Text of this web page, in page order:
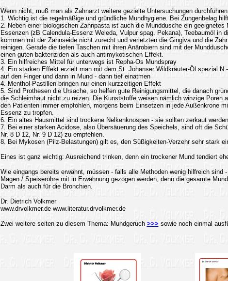
Wenn nicht, muß man als Zahnarzt weitere gezielte Untersuchungen
1. Wichtig ist die regelmäßige und gründliche Mundhygiene. Bei Zungenbelag
2. Neben einer biologischen Zahnpasta ist auch die Munddusche ein
Essenzen (zB Calendula-Essenz Weleda, Vulpur spag. Pekana), Teebaumöl in
kommen mit der Zahnseide nicht zurecht und verletzten die Gingiva und die
reinigen. Gerade die tiefen Taschen mit ihren Anärobiern sind mit der
einen guten bakteriziden als auch antimykotischen Effekt.
3. Ein hilfreiches Mittel für unterwegs ist Repha-Os Mundspray
4. Ein starken Effekt erzielt man mit dem St. Johanser Wildkräuter-Öl spezial N
auf den Finger und dann in Mund - dann tief einatmen
4. Menthol-Pastillen bringen nur einen kurzzeitigen Effekt
5. Sind Prothesen die Ursache, so helfen gute Reinigungsmittel, die danach
die Schleimhaut nicht zu reizen. Die Kunststoffe weisen nämlich winzige Poren
den Patienten immer empfohlen, morgens beim Einsetzen in jede Außenkrone
Essenz zu tropfen.
6. Ein altes Hausmittel sind trockene Nelkenknospen - sie sollten zerkaut werden
7. Bei einer starken Acidose, also Übersäuerung des Speichels, sind oft die
Nr. 8 D 12, Nr. 9 D 12) zu empfehlen.
8. Bei Mykosen (Pilz-Belastungen) gilt es, den Süßigkeiten-Verzehr sehr stark
Eines ist ganz wichtig: Ausreichend trinken, denn ein trockener Mund tendiert
Wie eingangs bereits erwähnt, müssen - falls alle Methoden wenig hilfreich sind
Magen / Speiseröhre mit in Erwähnung gezogen werden, denn die gesamte
Darm als auch für die Bronchien.
Dr. Dietrich Volkmer
www.drvolkmer.de www.literatur.drvolkmer.de
Zwei weitere seiten zu diesem Thema: Mundgeruch >>> sowie noch einmal